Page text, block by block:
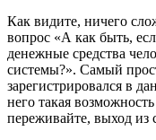
Как видите, ничего
вопрос «А как быть,
денежные средства
системы?». Самый
зарегистрировался в
него такая
переживайте, выход из